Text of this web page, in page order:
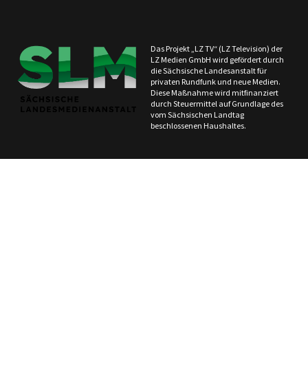
Das Projekt „LZ TV“ (LZ Television) der
LZ Medien GmbH wird gefördert durch
die Sächsische Landesanstalt für
privaten Rundfunk und neue Medien.
Diese Maßnahme wird mitfinanziert
durch Steuermittel auf Grundlage des
vom Sächsischen Landtag
beschlossenen Haushaltes.